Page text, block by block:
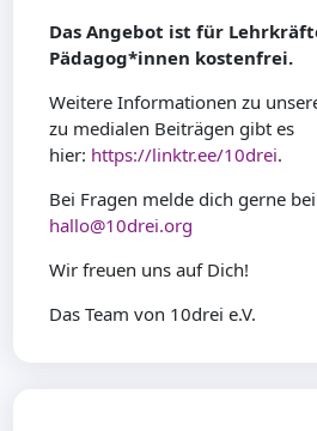
Das Angebot ist für
Pädagog*innen kostenfrei.
Weitere Informationen zu
zu medialen Beiträgen gibt es
hier: https://linktr.ee/10drei.
Bei Fragen melde dich gerne
hallo@10drei.org
Wir freuen uns auf Dich!
Das Team von 10drei e.V.